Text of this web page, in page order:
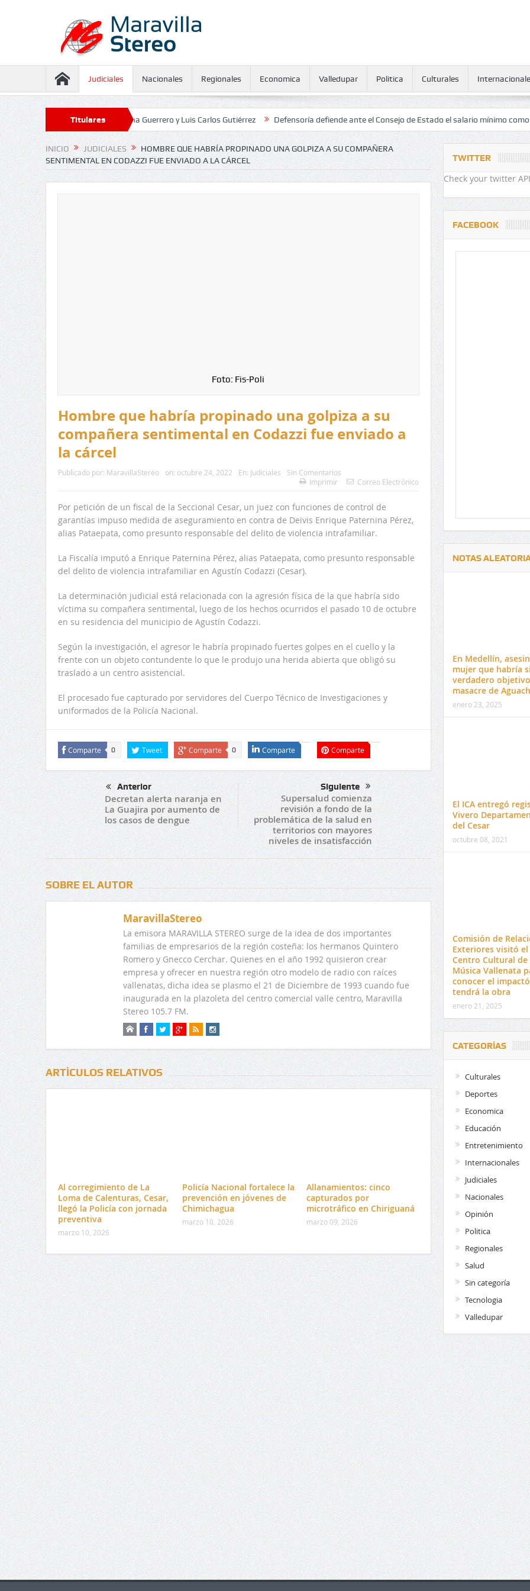
Judiciales Nacionales Regionales Economica Valledupar Politica Culturales
Titulares
contra Juliana Guerrero y Luis Carlos Gutiérrez Defensoría defiende ante el Consejo de Estado el salario mínimo como
INICIO JUDICIALES
HOMBRE QUE HABRÍA PROPINADO UNA GOLPIZA A SU COMPAÑERA
SENTIMENTAL EN CODAZZI FUE ENVIADO A LA CÁRCEL
Foto: Fis-Poli
Hombre que habría propinado una golpiza a su
compañera sentimental en Codazzi fue enviado a
la cárcel
Publicado por: MaravillaStereo on: octubre 24, 2022 En: Judiciales
Sin Comentarios
Imprimir
Correo Electrónico
Por petición de un fiscal de la Seccional Cesar, un juez con funciones de control de
garantías impuso medida de aseguramiento en contra de Deivis Enrique Paternina Pérez,
alias Pataepata, como presunto responsable del delito de violencia intrafamiliar.
La Fiscalía imputó a Enrique Paternina Pérez, alias Pataepata, como presunto responsable
del delito de violencia intrafamiliar en Agustín Codazzi (Cesar).
La determinación judicial está relacionada con la agresión física de la que habría sido
víctima su compañera sentimental, luego de los hechos ocurridos el pasado 10 de octubre
en su residencia del municipio de Agustín Codazzi.
Según la investigación, el agresor le habría propinado fuertes golpes en el cuello y la
frente con un objeto contundente lo que le produjo una herida abierta que obligó su
traslado a un centro asistencial.
El procesado fue capturado por servidores del Cuerpo Técnico de Investigaciones y
uniformados de la Policía Nacional.
Comparte 0 Tweet Comparte 0 Comparte Comparte
Anterior
Decretan alerta naranja en
La Guajira por aumento de
los casos de dengue
Siguiente
Supersalud comienza
revisión a fondo de la
problemática de la salud en
territorios con mayores
niveles de insatisfacción
SOBRE EL AUTOR
MaravillaStereo
La emisora MARAVILLA STEREO surge de la idea de dos importantes
familias de empresarios de la región costeña: los hermanos Quintero
Romero y Gnecco Cerchar. Quienes en el año 1992 quisieron crear
empresa y ofrecer en nuestra región otro modelo de radio con raíces
vallenatas, dicha idea se plasmo el 21 de Diciembre de 1993 cuando fue
inaugurada en la plazoleta del centro comercial valle centro, Maravilla
Stereo 105.7 FM.
ARTÍCULOS RELATIVOS
Al corregimiento de La
Loma de Calenturas, Cesar,
llegó la Policía con jornada
preventiva
marzo 10, 2026
Policía Nacional fortalece la
prevención en jóvenes de
Chimichagua
marzo 10, 2026
Allanamientos: cinco
capturados por
microtráfico en Chiriguaná
marzo 09, 2026
TWITTER
Check your twitter
FACEBOOK
NOTAS
En Medellín,
mujer que habría
verdadero
masacre de
enero 23, 2025
El ICA entregó
Vivero
del Cesar
octubre 08, 2021
Comisión de
Exteriores visitó el
Centro Cultural de
Música Vallenata
conocer el
tendrá la obra
enero 21, 2025
CATEGORÍAS
Culturales
Deportes
Economica
Educación
Entretenimiento
Internacionales
Judiciales
Nacionales
Opinión
Politica
Regionales
Salud
Sin categoría
Tecnologia
Valledupar
Departamental del Cesar
El 17 de enero vence
venta de pines para
preuniversitario de la